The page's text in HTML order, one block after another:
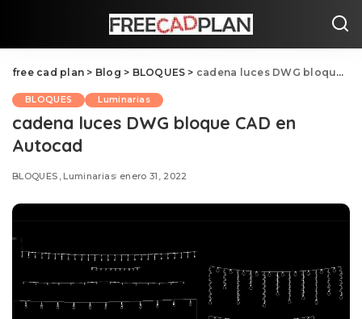
free cad plan > Blog > BLOQUES > cadena luces DWG bloque CAD en Autocad
BLOQUES Luminarias
cadena luces DWG bloque CAD en
Autocad
BLOQUES Luminarias enero 31, 2022